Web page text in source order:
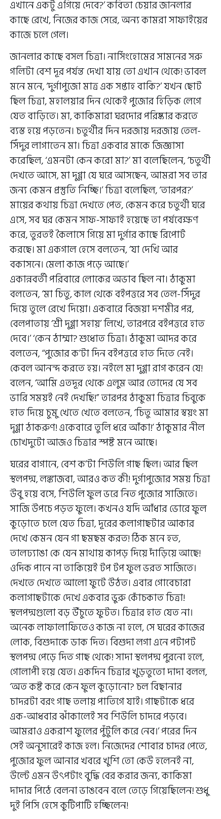
এখানে একটু এগিয়ে দেবে?’ কবিতা চেয়ার জানলার
কাছে রেখে, নিজের কাজ সেরে, অন্য কামরা সাফাইয়ের
কাজে চলে গেল।
জানলার কাছে বসল চিত্রা। নার্সিংহোমের সামনের সরু
গলিটা বেশ দূর পর্যন্ত দেখা যায় তো এখান থেকে! ভাবল
মনে মনে, ‘দুর্গাপুজো মাত্র এক সপ্তাহ বাকি?’ যখন ছোট
ছিল চিত্রা, মহালয়ার দিন থেকেই পুজোর হিড়িক লেগে
যেত বাড়িতে। মা, কাকিমারা ঘরদোর পরিষ্কার করতে
ব্যস্ত হয়ে পড়তেন। চতুর্থীর দিন দরজায় দরজায় তেল-
সিঁদুর লাগাতেন মা। চিত্রা একবার মাকে জিজ্ঞাসা
করেছিল, ‘এমনটা কেন করো মা?’ মা বলেছিলেন, ‘চতুর্থী
দেখতে আসে, মা দুগ্গা যে ঘরে আসছেন, আমরা সব তার
জন্য কেমন প্রস্তুতি নিচ্ছি।’ চিত্রা বলেছিল, ‘তারপর?’
মায়ের কথায় চিত্রা দেখতে পেত, কেমন করে চতুর্থী ঘরে
এসে, সব ঘর কেমন সাফ-সাফাই হয়েছে তা পর্যবেক্ষণ
করে, তুরতই কৈলাসে গিয়ে মা দুর্গার কাছে রিপোর্ট
করছে। মা একগাল হেসে বলতেন, ‘যা দেখি আর
বকাসনে। মেলা কাজ পড়ে আছে।’
একান্নবর্তী পরিবারে লোকের অভাব ছিল না। ঠাকুমা
বলতেন, ‘মা চিতু, কাল থেকে বইপত্তরে সব তেল-সিঁদুর
দিয়ে তুলে রেখে দিয়ো। একবারে বিজয়া দশমীর পর,
বেলপাতায় ‘শ্রী দুগ্গা সহায়’ লিখে, তারপরে বইপত্তরে হাত
দেবে।’ ‘কেন ঠাম্মা? শুধোত চিত্রা। ঠাকুমা আদর করে
বলতেন, ‘‘পুজোর ক’টা দিন বইপত্তরে হাত দিতে নেই।
কেবল আনন্দ করতে হয়। নইলে মা দুগ্গা রাগ করেন যে!
বলেন, ‘আমি এতদূর থেকে এলুম আর তোদের যে সব
ভারি সময়ই নেই দেখছি!” তারপর ঠাকুমা চিত্রার চিবুকে
হাত দিয়ে চুমু খেতে খেতে বলতেন, ‘চিতু আমার স্বয়ং মা
দুগ্গা ঠাকরুণ! একেবারে তুলি ধরে আঁকা!’ ঠাকুমার নীল
চোখদুটো আজও চিত্রার স্পষ্ট মনে আছে।
ঘরের বাগানে, বেশ ক’টা শিউলি গাছ ছিল। আর ছিল
স্থলপদ্ম, লঙ্কাজবা, আরও কত কী! দুর্গাপুজোর সময় চিত্রা
উবু হয়ে বসে, শিউলি ফুল ভরে নিত পুজোর সাজিতে।
সাজি উপচে পড়ত ফুলে। কখনও যদি আঁধার ভোরে ফুল
কুড়োতে চলে যেত চিত্রা, দূরের কলাগাছটার আকার
দেখে কেমন যেন গা ছমছম করত! ঠিক মনে হত,
তালঢ্যাঙা কে যেন মাথায় কাপড় দিয়ে দাঁড়িয়ে আছে!
ওদিক পানে না তাকিয়েই টপ টপ ফুল ভরত সাজিতে।
দেখতে দেখতে আলো ফুটে উঠত। এবার গোবেচারা
কলাগাছটাকে দেখে একবার ভুরু কোঁচকাত চিত্রা!
স্থলপদ্মগুলো বড় উঁচুতে ফুটত। চিত্রার হাত যেত না।
অনেক লাফালাফিতেও কাজ না হলে, সে ঘরের কাজের
লোক, বিশুদাকে ডাক দিত। বিশুদা লগা এনে পটাপট
স্থলপদ্ম পেড়ে দিত গাছ থেকে! সাদা স্থলপদ্ম পুরনো হলে,
গোলাপী হয়ে যেত। একদিন চিত্রার খুড়তুতো দাদা বলল,
‘অত কষ্ট করে কেন ফুল কুড়োনো? চল বিছানার
চাদরটা বরং গাছ তলায় পাতিগে যাই। গাছটাকে ধরে
এক-আধবার ঝাঁকালেই সব শিউলি চাদরে পড়বে।
আমরাও একরাশ ফুলের পুঁটুলি করে নেব।’ পরের দিন
সেই অনুসারেই কাজ হল। নিজেদের শোবার চাদর পেতে,
পুজোর ফুল আনার খবরে খুশি তো কেউ হলেনই না,
উল্টে এমন উৎপটাং বুদ্ধি বের করার জন্য, কাকিমা
দাদার পিঠে বেলনা ভাঙবেন বলে তেড়ে গিয়েছিলেন! শুধু
দুই পিসি হেসে কুটিপাটি হচ্ছিলেন!